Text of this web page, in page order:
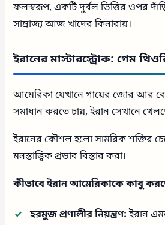
ফলস্বরূপ, একটি দুর্বল ভিত্তির ওপর
সাম্রাজ্য আজ খাদের কিনারায়।
ইরানের মাস্টারস্ট্রোক: গেম
আমেরিকা যেখানে গায়ের জোর আর
সমাধান করতে চায়, ইরান সেখানে
ইরানের কৌশল হলো সামরিক শক্তির
মনস্তাত্ত্বিক প্রভাব বিস্তার করা।
কীভাবে ইরান আমেরিকাকে কাবু
হরমুজ প্রণালীর নিয়ন্ত্রণ:ইরান